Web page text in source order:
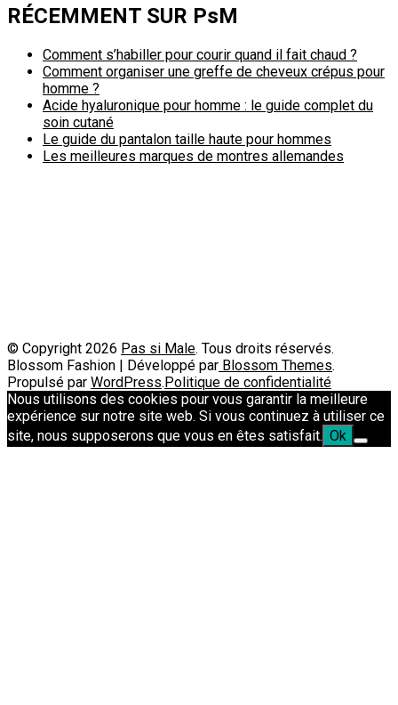
RÉCEMMENT SUR PsM
Comment s’habiller pour courir quand il fait chaud ?
Comment organiser une greffe de cheveux crépus pour
homme ?
Acide hyaluronique pour homme : le guide complet du
soin cutané
Le guide du pantalon taille haute pour hommes
Les meilleures marques de montres allemandes
© Copyright 2026 Pas si Male. Tous droits réservés.
Blossom Fashion | Développé par Blossom Themes.
Propulsé par WordPress.Politique de confidentialité
Nous utilisons des cookies pour vous garantir la meilleure
expérience sur notre site web. Si vous continuez à utiliser ce
site, nous supposerons que vous en êtes satisfait. Ok